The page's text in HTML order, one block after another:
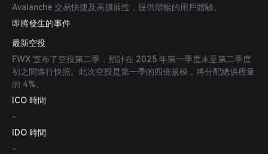
Avalanche 交易快捷及高擴展性，提供順暢的用戶體驗。
即將發生的事件
最新空投
FWX 宣布了空投第二季，預計在 2025 年第一季度末至第二季度
初之間進行快照。此次空投是第一季的四倍規模，將分配總供應量
的 4%。
ICO 時間
-
IDO 時間
-